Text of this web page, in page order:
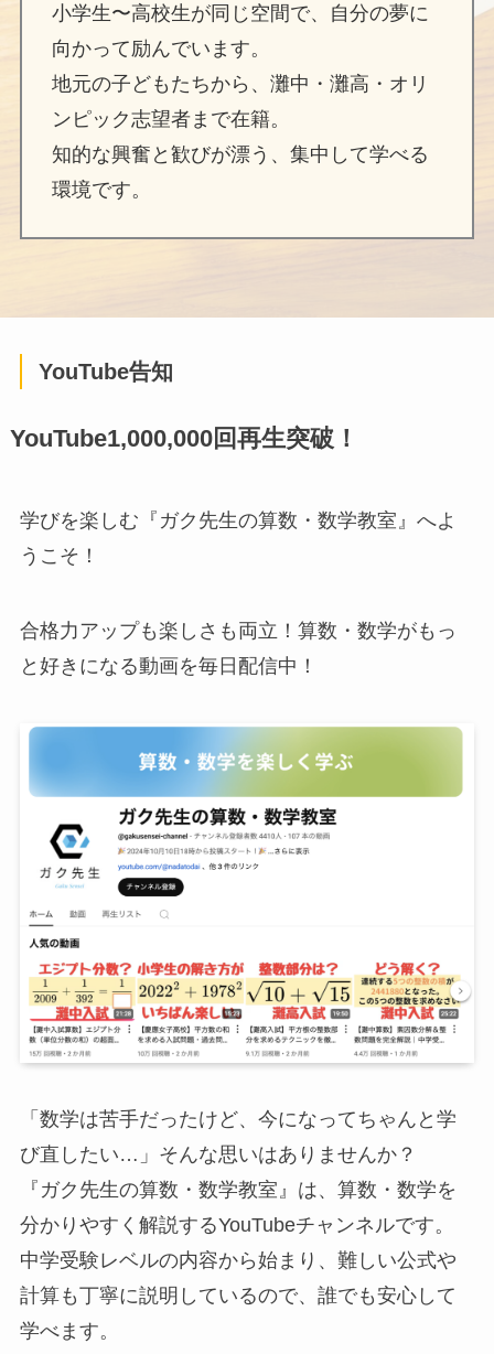
小学生〜高校生が同じ空間で、自分の夢に
向かって励んでいます。
地元の子どもたちから、灘中・灘高・オリ
ンピック志望者まで在籍。
知的な興奮と歓びが漂う、集中して学べる
環境です。
YouTube告知
YouTube1,000,000回再生突破！
学びを楽しむ『ガク先生の算数・数学教室』へよ
うこそ！
合格力アップも楽しさも両立！算数・数学がもっ
と好きになる動画を毎日配信中！
「数学は苦手だったけど、今になってちゃんと学
び直したい…」そんな思いはありませんか？
『ガク先生の算数・数学教室』は、算数・数学を
分かりやすく解説するYouTubeチャンネルです。
中学受験レベルの内容から始まり、難しい公式や
計算も丁寧に説明しているので、誰でも安心して
学べます。